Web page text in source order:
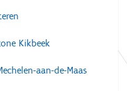
Kikbeek
aan-de-Maas